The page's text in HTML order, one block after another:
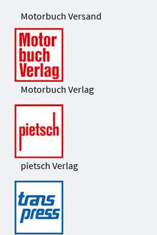
Motorbuch Versand
Motorbuch Verlag
pietsch Verlag